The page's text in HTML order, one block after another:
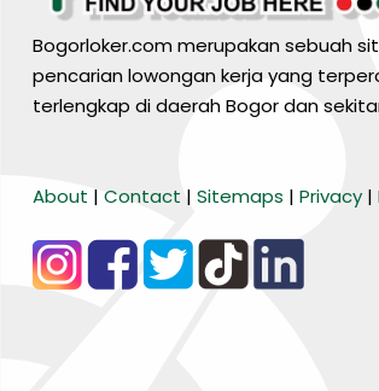
Bogorloker.com merupakan sebuah
pencarian lowongan kerja yang
terlengkap di daerah Bogor dan
About | Contact | Sitemaps | Privacy |